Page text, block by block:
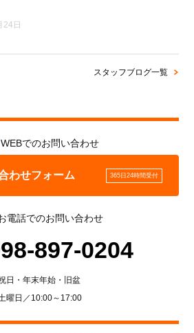
24日
スタッフブログ一覧
WEBでのお問い合わせ
わせフォーム 365日24時間受付
電話でのお問い合わせ
897-0204
日・年末年始・旧盆
曜日／10:00～17:00